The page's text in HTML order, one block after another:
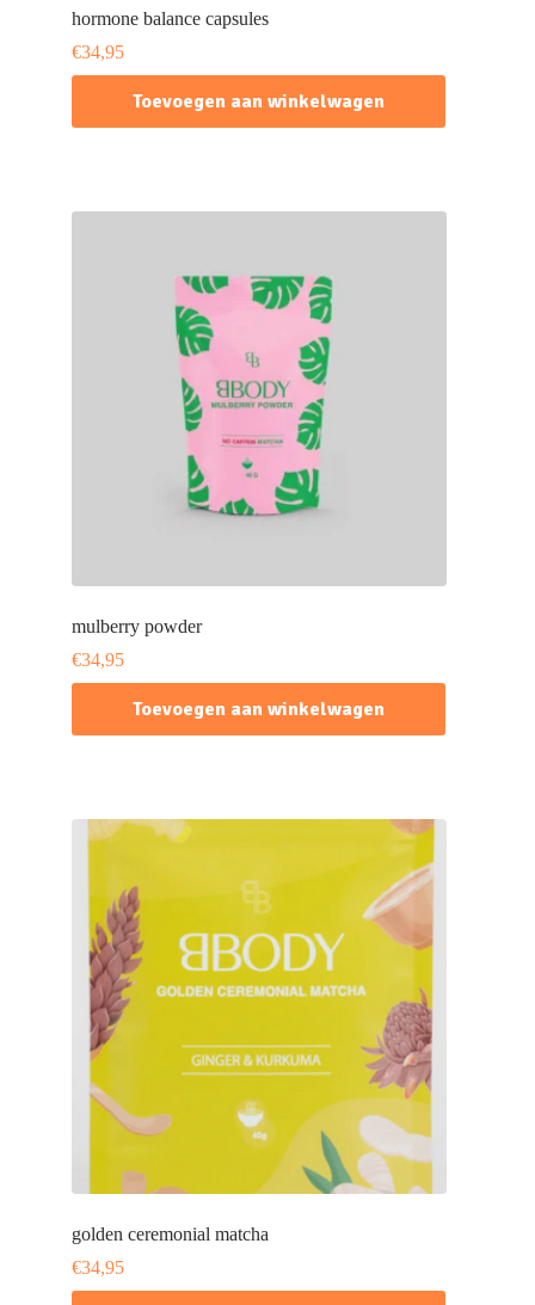
hormone balance capsules
€34,95
Toevoegen aan winkelwagen
mulberry powder
€34,95
Toevoegen aan winkelwagen
golden ceremonial matcha
€34,95